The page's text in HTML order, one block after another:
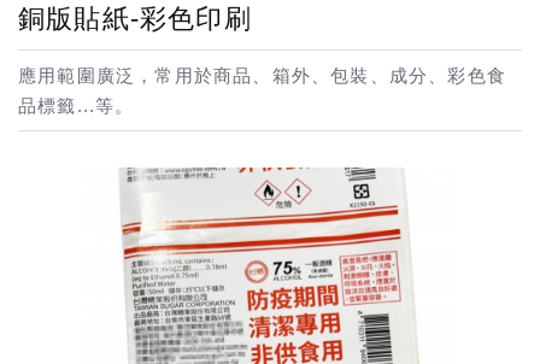
銅版貼紙-彩色印刷
應用範圍廣泛，常用於商品、箱外、包裝、成分、彩色食
品標籤...等。